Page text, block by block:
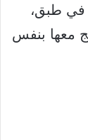
في طبق،
معها بنفس